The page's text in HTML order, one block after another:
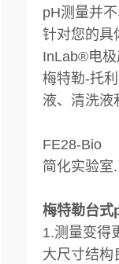
pH测量并
针对您的具
InLab®电
梅特勒-托
液、清洗液
FE28-Bio
简化实验室
梅特勒台
1.测量变得
大尺寸结构